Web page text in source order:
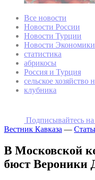
Все новости
Новости России
Новости Турции
Новости Экономики
статистика
абрикосы
Россия и Турция
сельское хозяйство
клубника
Подписывайтесь
Вестник Кавказа —
В Московской
бюст Вероники